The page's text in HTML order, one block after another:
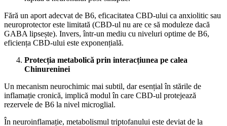
​Fără un aport adecvat de B6, eficacitatea CBD-ului ca anxiolitic sau
neuroprotector este limitată (CBD-ul nu are ce să moduleze dacă
GABA lipsește). Invers, într-un mediu cu niveluri optime de B6,
eficiența CBD-ului este exponențială.
Protecția metabolică prin interacțiunea pe calea
Chinureninei
​Un mecanism neurochimic mai subtil, dar esențial în stările de
inflamație cronică, implică modul în care CBD-ul protejează
rezervele de B6 la nivel microglial.
​În neuroinflamație, metabolismul triptofanului este deviat de la